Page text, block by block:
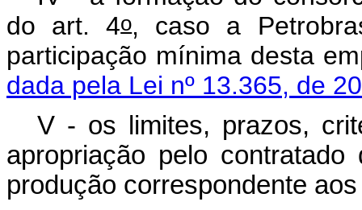
do art. 4o, caso a
participação
dada pela Lei nº 13.365, de
V - os limites, prazos,
apropriação pelo
produção correspondente